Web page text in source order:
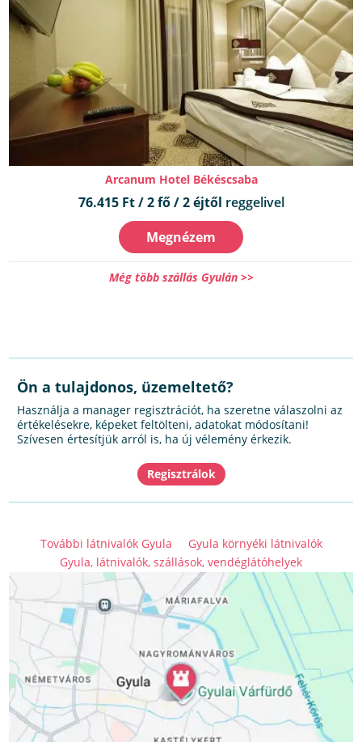
Arcanum Hotel Békéscsaba
76.415 Ft / 2 fő / 2 éjtől reggelivel
Megnézem
Még több szállás Gyulán >>
Ön a tulajdonos, üzemeltető?
Használja a manager regisztrációt, ha szeretne válaszolni az
értékelésekre, képeket feltölteni, adatokat módosítani!
Szívesen értesítjük arról is, ha új vélemény érkezik.
További látnivalók Gyula
Gyula környéki látnivalók
Gyula, látnivalók, szállások, vendéglátóhelyek